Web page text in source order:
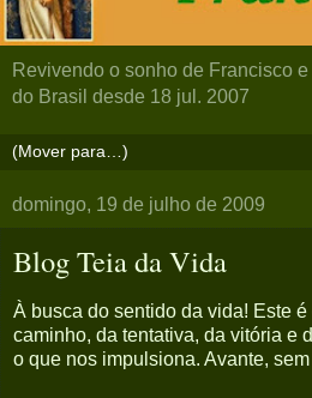
Revivendo o sonho de Francisco
do Brasil desde 18 jul. 2007
domingo, 19 de julho de 2009
Blog Teia da Vida
À busca do sentido da vida! Este
caminho, da tentativa, da vitória e
o que nos impulsiona. Avante,